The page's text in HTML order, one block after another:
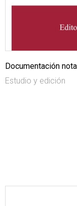
Documentación
Estudio y edición